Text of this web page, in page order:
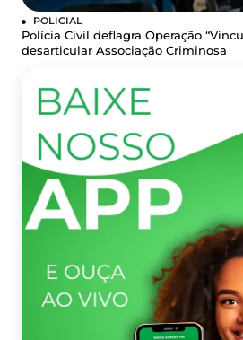
POLICIAL
Polícia Civil deflagra Operação
desarticular Associação Criminosa